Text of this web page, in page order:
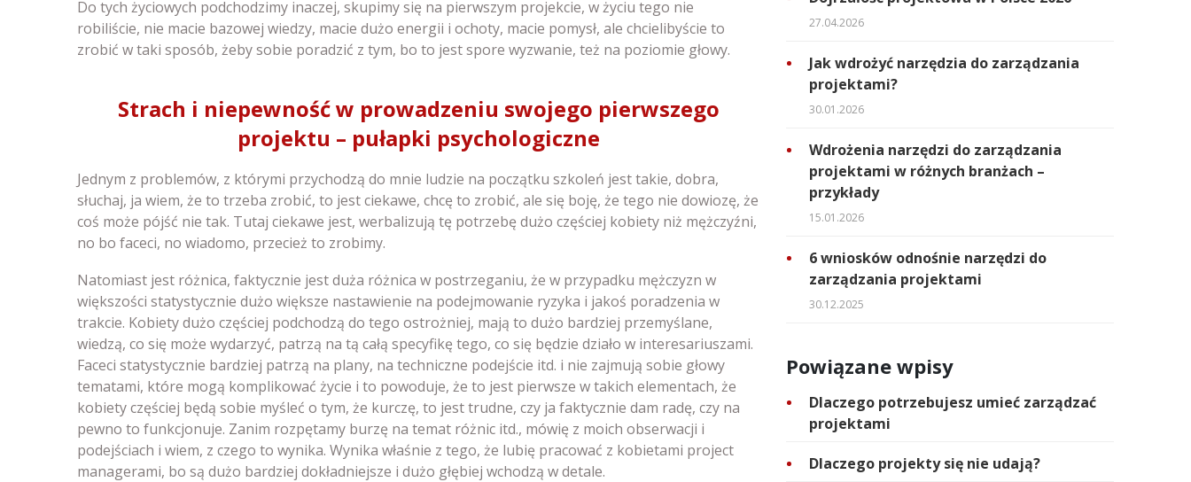
Do tych życiowych podchodzimy inaczej, skupimy się na pierwszym projekcie, w życiu tego nie
robiliście, nie macie bazowej wiedzy, macie dużo energii i ochoty, macie pomysł, ale chcielibyście to
zrobić w taki sposób, żeby sobie poradzić z tym, bo to jest spore wyzwanie, też na poziomie głowy.
Strach i niepewność w prowadzeniu swojego pierwszego
projektu – pułapki psychologiczne
Jednym z problemów, z którymi przychodzą do mnie ludzie na początku szkoleń jest takie, dobra,
słuchaj, ja wiem, że to trzeba zrobić, to jest ciekawe, chcę to zrobić, ale się boję, że tego nie dowiozę, że
coś może pójść nie tak. Tutaj ciekawe jest, werbalizują tę potrzebę dużo częściej kobiety niż mężczyźni,
no bo faceci, no wiadomo, przecież to zrobimy.
Natomiast jest różnica, faktycznie jest duża różnica w postrzeganiu, że w przypadku mężczyzn w
większości statystycznie dużo większe nastawienie na podejmowanie ryzyka i jakoś poradzenia w
trakcie. Kobiety dużo częściej podchodzą do tego ostrożniej, mają to dużo bardziej przemyślane,
wiedzą, co się może wydarzyć, patrzą na tą całą specyfikę tego, co się będzie działo w interesariuszami.
Faceci statystycznie bardziej patrzą na plany, na techniczne podejście itd. i nie zajmują sobie głowy
tematami, które mogą komplikować życie i to powoduje, że to jest pierwsze w takich elementach, że
kobiety częściej będą sobie myśleć o tym, że kurczę, to jest trudne, czy ja faktycznie dam radę, czy na
pewno to funkcjonuje. Zanim rozpętamy burzę na temat różnic itd., mówię z moich obserwacji i
podejściach i wiem, z czego to wynika. Wynika właśnie z tego, że lubię pracować z kobietami project
managerami, bo są dużo bardziej dokładniejsze i dużo głębiej wchodzą w detale.
27.04.2026
Jak wdrożyć narzędzia do zarządzania
projektami?
30.01.2026
Wdrożenia narzędzi do zarządzania
projektami w różnych branżach –
przykłady
15.01.2026
6 wniosków odnośnie narzędzi do
zarządzania projektami
30.12.2025
Powiązane wpisy
Dlaczego potrzebujesz umieć zarządzać
projektami
Dlaczego projekty się nie udają?